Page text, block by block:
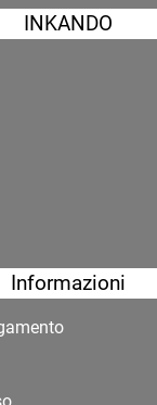
INKANDO
Informazioni